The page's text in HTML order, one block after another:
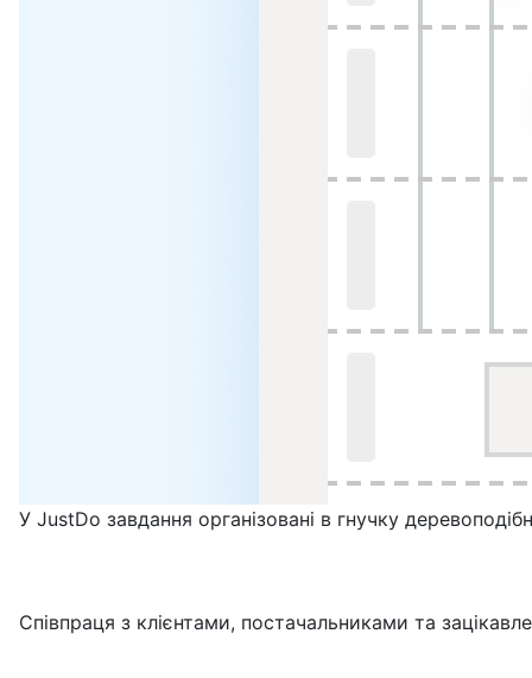
У JustDo завдання організовані в гнучку
Співпраця з клієнтами, постачальниками та